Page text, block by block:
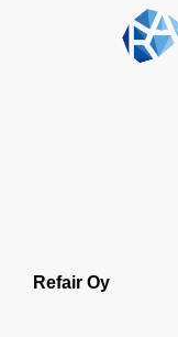
Refair Oy